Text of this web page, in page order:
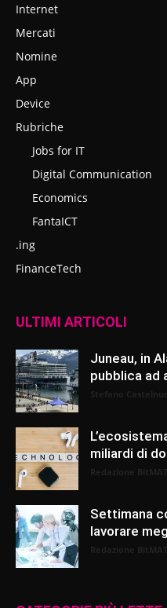
Internet
Mercati
Nomine
App
Device
Rubriche
Jobs for IT
Digital Communication
Economics
FantaICT
.ing
FinanceTech
ULTIMI ARTICOLI
Juneau, in
pubblica ad
miliardi di
Settimana
lavorare